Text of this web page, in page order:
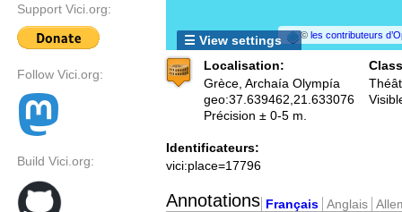
Support Vici.org:
Follow Vici.org:
Build Vici.org:
©les contributeurs
☰ View settings
Localisation:
Grèce, Archaía Olympía
geo:37.639462,21.633076
Précision ± 0-5 m.
Identificateurs:
vici:place=17796
Annotations Français Anglais